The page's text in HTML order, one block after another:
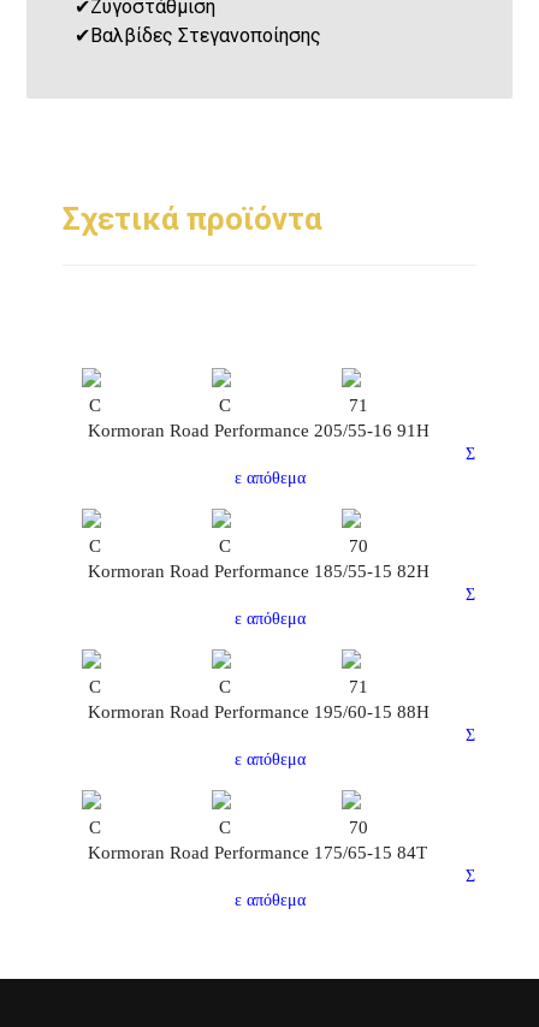
✔Ζυγοστάθμιση
✔Βαλβίδες Στεγανοποίησης
Σχετικά προϊόντα
C C
71
Kormoran Road Performance 205/55-16 91H
Σ
ε απόθεμα
C C
70
Kormoran Road Performance 185/55-15 82H
Σ
ε απόθεμα
C C
71
Kormoran Road Performance 195/60-15 88H
Σ
ε απόθεμα
C C
70
Kormoran Road Performance 175/65-15 84T
Σ
ε απόθεμα